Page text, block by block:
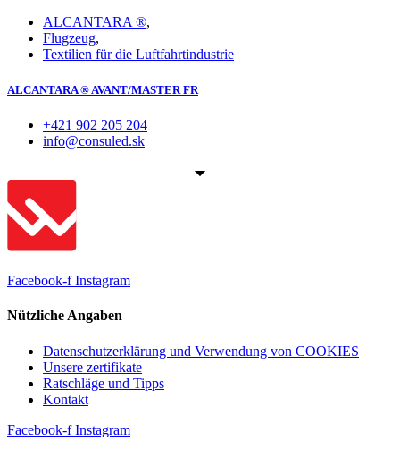
ALCANTARA ®,
Flugzeug,
Textilien für die Luftfahrtindustrie
ALCANTARA ® AVANT/MASTER FR
+421 902 205 204
info@consuled.sk
Facebook-f Instagram
Nützliche Angaben
Datenschutzerklärung und Verwendung von COOKIES
Unsere zertifikate
Ratschläge und Tipps
Kontakt
Facebook-f Instagram